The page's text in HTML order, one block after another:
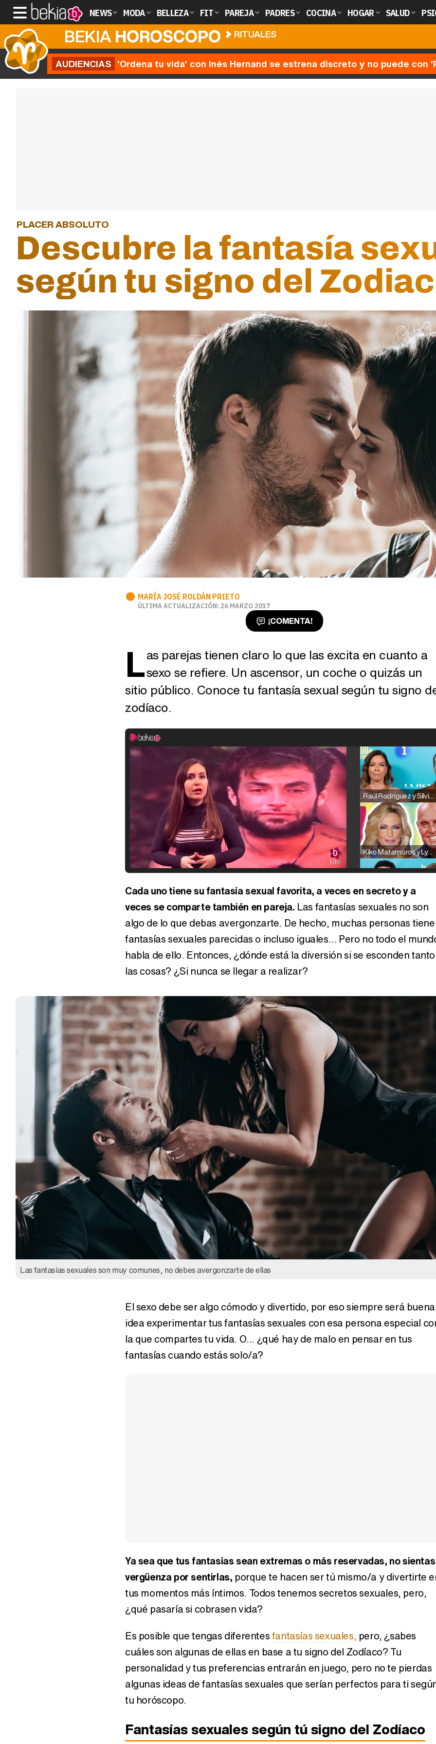
NEWS MODA BELLEZA FIT PAREJA PADRES COCINA HOGAR SALUD
BEKIAHOROSCOPO RITUALES
AUDIENCIAS 'Ordena tu vida' con Inés Hernand se estrena discreto y no puede con
PLACER ABSOLUTO
Descubre la fantasía
según tu signo del
MARÍA JOSÉ ROLDÁN PRIETO
ÚLTIMA ACTUALIZACIÓN: 26 MARZO 2017
¡COMENTA!
Las parejas tienen claro lo que las excita en cuanto a
sexo se refiere. Un ascensor, un coche o quizás un
sitio público. Conoce tu fantasía sexual según tu signo
zodíaco.
Raúl Rodríguez y Silvia Taulés nos cuentan su papel en 'La familia de la tele'
Kiko Matamoros y Lydia Lozano: "Nuestro público es de todas las edades y RTVE tiene un público muy pegado a las novelas, al que tenemos que captar"
Carlota Corredera y Javier de Hoyos: "La tele tiene que representar al público también y aquí están todos los perfiles posibles&quo;
Cada uno tiene su fantasía sexual favorita, a veces en secreto y a
veces se comparte también en pareja. Las fantasías sexuales no son
algo de lo que debas avergonzarte. De hecho, muchas personas
fantasías sexuales parecidas o incluso iguales... Pero no todo el
habla de ello. Entonces, ¿dónde está la diversión si se esconden tanto
las cosas? ¿Si nunca se llegar a realizar?
Las fantasías sexuales son muy comunes, no debes avergonzarte de ellas
El sexo debe ser algo cómodo y divertido, por eso siempre será buena
idea experimentar tus fantasías sexuales con esa persona especial
la que compartes tu vida. O... ¿qué hay de malo en pensar en tus
fantasías cuando estás solo/a?
Ya sea que tus fantasías sean extremas o más reservadas, no sientas
vergüenza por sentirlas, porque te hacen ser tú mismo/a y divertirte
tus momentos más íntimos. Todos tenemos secretos sexuales, pero,
¿qué pasaría si cobrasen vida?
Es posible que tengas diferentesfantasías sexuales, pero, ¿sabes
cuáles son algunas de ellas en base a tu signo del Zodíaco? Tu
personalidad y tus preferencias entrarán en juego, pero no te pierdas
algunas ideas de fantasías sexuales que serían perfectos para ti
tu horóscopo.
Fantasías sexuales según tú signo del Zodíaco
Numerología y sexo, tu
postura ideal del
Kamasutra según tu
Horóscopo sexual: lo que Rituales
Horóscopo agosto 2014:
Sagitario Horóscopo 2018:
Capricornio